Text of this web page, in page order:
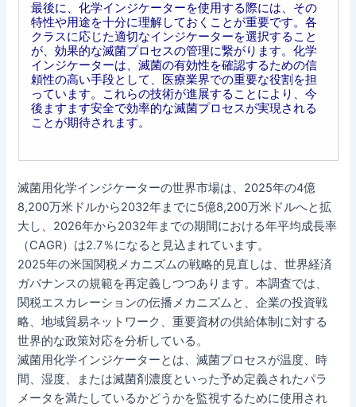
最後に、化学インジケーターを使用する際には、その
特性や用途を十分に理解しておくことが重要です。各
クラスに応じた適切なインジケーターを選択すること
が、効果的な滅菌プロセスの管理に繋がります。化学
インジケーターは、滅菌の有効性を確認するための信
頼性の高い手段として、医療業界での重要な役割を担
っています。これらの技術が進展することにより、今
後ますます安全で効率的な滅菌プロセスが実現される
ことが期待されます。
滅菌用化学インジケーターの世界市場は、2025年の4億
8,200万米ドルから2032年までに5億8,200万米ドルへと拡
大し、2026年から2032年までの期間における年平均成長率
（CAGR）は2.7％になると見込まれています。
2025年の米国関税メカニズムの戦略的見直しは、世界経済
ガバナンスの規範を再定義しつつあります。本調査では、
関税エスカレーションの伝播メカニズムと、企業の投資戦
略、地域貿易ネットワーク、重要資材の供給体制に対する
世界的な政策対応を分析している。
滅菌用化学インジケーターとは、滅菌プロセスが温度、時
間、湿度、または滅菌剤濃度といった予め定義されたパラ
メータを満たしているかどうかを監視するために使用され